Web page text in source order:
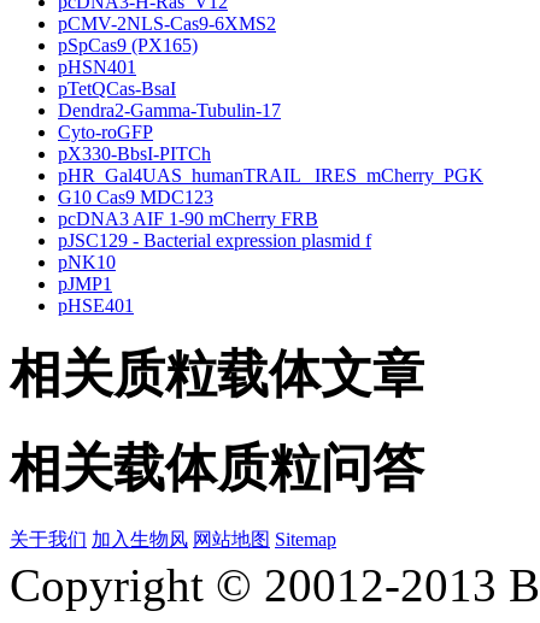
pCMV-2NLS-Cas9-6XMS2
pSpCas9 (PX165)
pHSN401
pTetQCas-BsaI
Dendra2-Gamma-Tubulin-17
Cyto-roGFP
pX330-BbsI-PITCh
pHR_Gal4UAS_humanTRAIL _IRES_mCherry_PGK
G10 Cas9 MDC123
pcDNA3 AIF 1-90 mCherry FRB
pJSC129 - Bacterial expression plasmid f
pNK10
pJMP1
pHSE401
相关质粒载体文章
相关载体质粒问答
关于我们 加入生物风 网站地图 Sitemap
Copyright © 20012-2013